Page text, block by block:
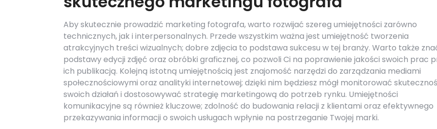
Aby skutecznie prowadzić marketing fotografa, warto rozwijać szereg umiejętności zarówno
technicznych, jak i interpersonalnych. Przede wszystkim ważna jest umiejętność tworzenia
atrakcyjnych treści wizualnych; dobre zdjęcia to podstawa sukcesu w tej branży. Warto także
podstawy edycji zdjęć oraz obróbki graficznej, co pozwoli Ci na poprawienie jakości swoich prac
ich publikacją. Kolejną istotną umiejętnością jest znajomość narzędzi do zarządzania mediami
społecznościowymi oraz analityki internetowej; dzięki nim będziesz mógł monitorować
swoich działań i dostosowywać strategię marketingową do potrzeb rynku. Umiejętności
komunikacyjne są również kluczowe; zdolność do budowania relacji z klientami oraz efektywnego
przekazywania informacji o swoich usługach wpłynie na postrzeganie Twojej marki.